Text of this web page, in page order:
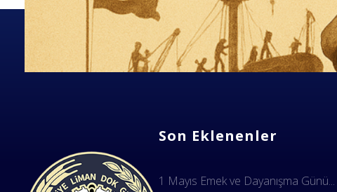
Son Eklenenler
1 Mayıs Emek ve Dayanışma Günü...